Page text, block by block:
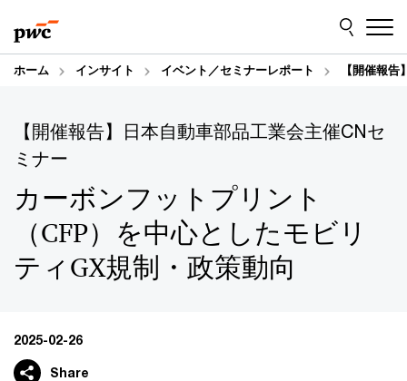
to
content
to
footer
ホーム インサイト イベント／セミナーレポート 【開催報
【開催報告】日本自動車部品工業会主催CNセ
ミナー
カーボンフットプリント
（CFP）を中心としたモビリ
ティGX規制・政策動向
2025-02-26
Share